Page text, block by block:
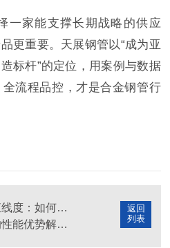
一家能支撑长期战略的供应
更重要。天展钢管以“成为亚
标杆”的定位，用案例与数据
流程品控，才是合金钢管行
返回
列表
揭秘无缝钢管直线度：如何衡量与保障精度？
合金无缝钢管的性能优势解析：超越普通钢管的卓越表现